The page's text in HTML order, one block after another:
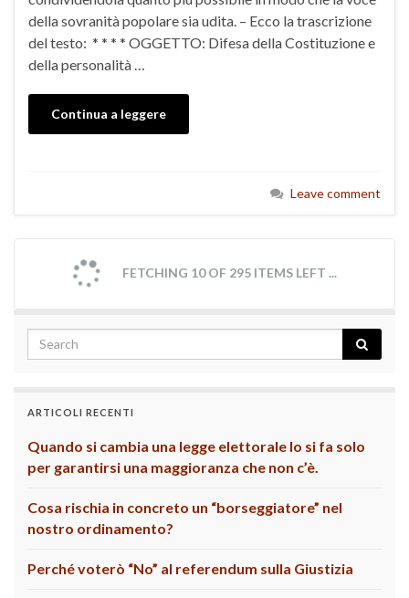
della sovranità popolare sia udita. – Ecco la trascrizione
del testo: * * * * OGGETTO: Difesa della Costituzione e
della personalità …
Continua a leggere
Leave comment
FETCHING 10 OF 295 ITEMS LEFT ...
ARTICOLI RECENTI
Quando si cambia una legge elettorale lo si fa solo
per garantirsi una maggioranza che non c’è.
Cosa rischia in concreto un “borseggiatore” nel
nostro ordinamento?
Perché voterò “No” al referendum sulla Giustizia